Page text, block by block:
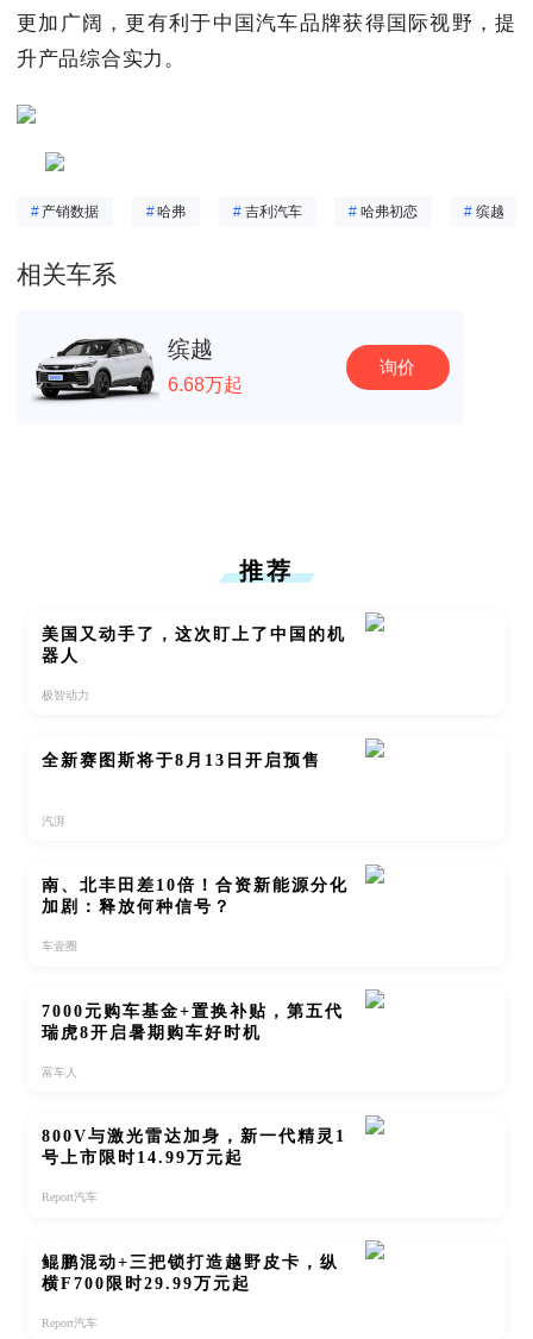
更加广阔，更有利于中国汽车品牌获得国际视野，提
升产品综合实力。
# 产销数据 #哈弗 # 吉利汽车 # 哈弗初恋 # 缤越
相关车系
缤越
6.68万起
询价
推荐
美国又动手了，这次盯上了中国的机
器人
极智动力
全新赛图斯将于8月13日开启预售
汽湃
南、北丰田差10倍！合资新能源分化
加剧：释放何种信号？
车壹圈
7000元购车基金+置换补贴，第五代
瑞虎8开启暑期购车好时机
富车人
800V与激光雷达加身，新一代精灵1
号上市限时14.99万元起
Report汽车
鲲鹏混动+三把锁打造越野皮卡，纵
横F700限时29.99万元起
Report汽车